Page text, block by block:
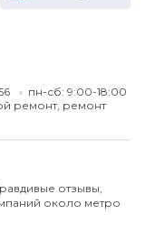
пн-сб: 9:00-18:00
ремонт, ремонт
отзывы,
около метро